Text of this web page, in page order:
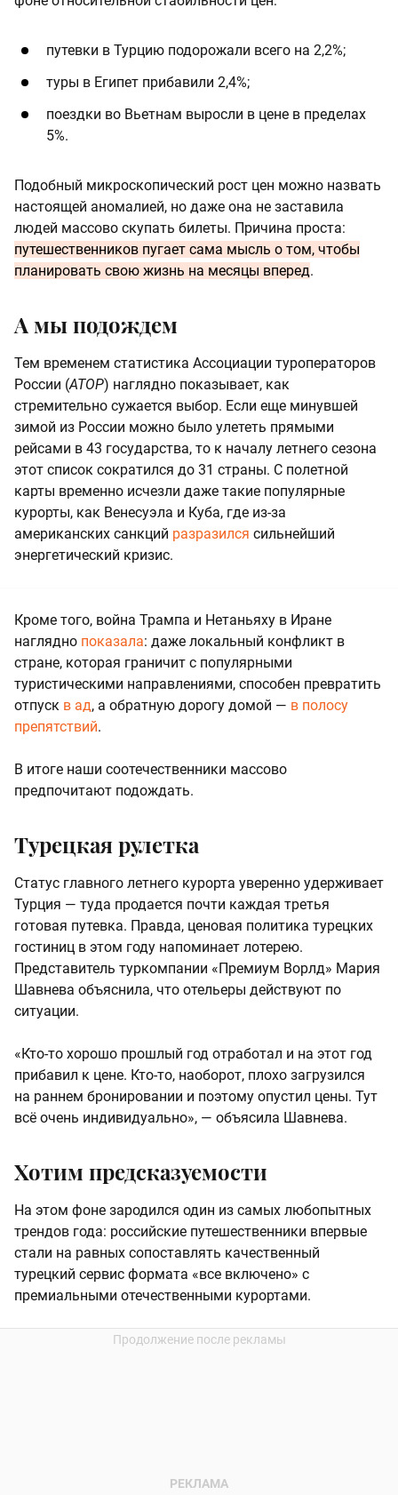
путевки в Турцию подорожали всего на 2,2%;
туры в Египет прибавили 2,4%;
поездки во Вьетнам выросли в цене в пределах
5%.
Подобный микроскопический рост цен можно назвать
настоящей аномалией, но даже она не заставила
людей массово скупать билеты. Причина проста:
путешественников пугает сама мысль о том, чтобы
планировать свою жизнь на месяцы вперед.
А мы подождем
Тем временем статистика Ассоциации туроператоров
России (АТОР) наглядно показывает, как
стремительно сужается выбор. Если еще минувшей
зимой из России можно было улететь прямыми
рейсами в 43 государства, то к началу летнего сезона
этот список сократился до 31 страны. С полетной
карты временно исчезли даже такие популярные
курорты, как Венесуэла и Куба, где из-за
американских санкций разразился сильнейший
энергетический кризис.
Кроме того, война Трампа и Нетаньяху в Иране
наглядно показала: даже локальный конфликт в
стране, которая граничит с популярными
туристическими направлениями, способен превратить
отпуск в ад, а обратную дорогу домой — в полосу
препятствий.
В итоге наши соотечественники массово
предпочитают подождать.
Турецкая рулетка
Статус главного летнего курорта уверенно удерживает
Турция — туда продается почти каждая третья
готовая путевка. Правда, ценовая политика турецких
гостиниц в этом году напоминает лотерею.
Представитель туркомпании «Премиум Ворлд» Мария
Шавнева объяснила, что отельеры действуют по
ситуации.
«Кто-то хорошо прошлый год отработал и на этот год
прибавил к цене. Кто-то, наоборот, плохо загрузился
на раннем бронировании и поэтому опустил цены. Тут
всё очень индивидуально», — объясила Шавнева.
Хотим предсказуемости
На этом фоне зародился один из самых любопытных
трендов года: российские путешественники впервые
стали на равных сопоставлять качественный
турецкий сервис формата «все включено» с
премиальными отечественными курортами.